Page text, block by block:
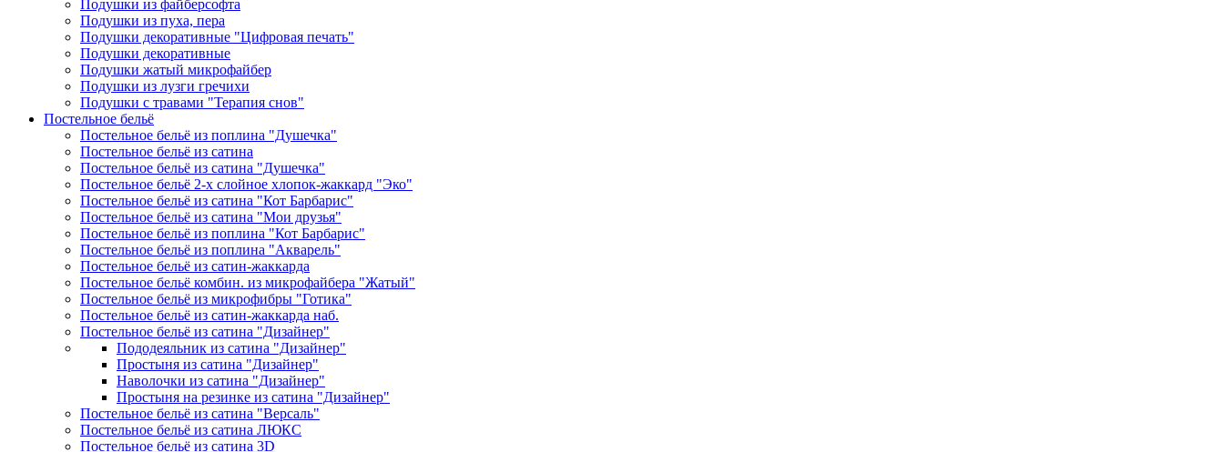
Подушки из файберсофта
Подушки из пуха, пера
Подушки декоративные "Цифровая печать"
Подушки декоративные
Подушки жатый микрофайбер
Подушки из лузги гречихи
Подушки с травами "Терапия снов"
Постельное бельё
Постельное бельё из поплина "Душечка"
Постельное бельё из сатина
Постельное бельё из сатина "Душечка"
Постельное бельё 2-х слойное хлопок-жаккард "Эко"
Постельное бельё из сатина "Кот Барбарис"
Постельное бельё из сатина "Мои друзья"
Постельное бельё из поплина "Кот Барбарис"
Постельное бельё из поплина "Акварель"
Постельное бельё из сатин-жаккарда
Постельное бельё комбин. из микрофайбера "Жатый"
Постельное бельё из микрофибры "Готика"
Постельное бельё из сатин-жаккарда наб.
Постельное бельё из сатина "Дизайнер"
Пододеяльник из сатина "Дизайнер"
Простыня из сатина "Дизайнер"
Наволочки из сатина "Дизайнер"
Простыня на резинке из сатина "Дизайнер"
Постельное бельё из сатина "Версаль"
Постельное бельё из сатина ЛЮКС
Постельное бельё из сатина 3D